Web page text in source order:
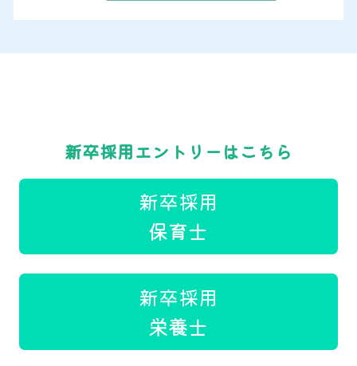
新卒採用エントリーはこちら
新卒採用
保育士
新卒採用
栄養士